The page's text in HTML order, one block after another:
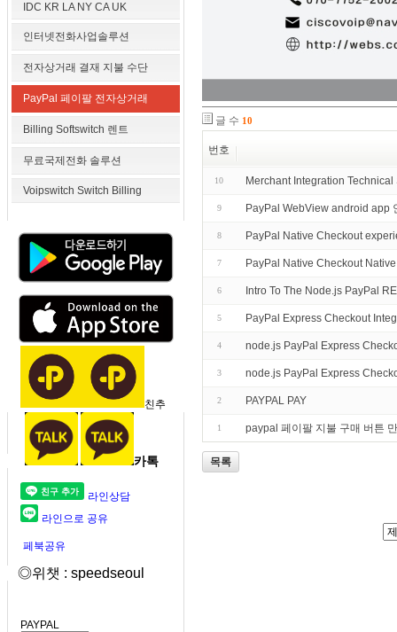
IDC KR LA NY CA UK
인터넷전화사업솔루션
전자상거래 결재 지불 수단
PayPal 페이팔 전자상거래
Billing Softswitch 렌트
무료국제전화 솔루션
Voipswitch Switch Billing
친추
카톡
라인상담
라인으로 공유
페북공유
◎위챗 : speedseoul
PAYPAL
글 수 10
번호
10 Merchant Integration
9 PayPal WebView android app
8 PayPal Native Checkout
7 PayPal Native Checkout
6 Intro To The Node.js PayPal
5 PayPal Express Checkout
4 node.js PayPal Express
3 node.js PayPal Express
2 PAYPAL PAY
1 paypal 페이팔 지불 구매 버튼
목록